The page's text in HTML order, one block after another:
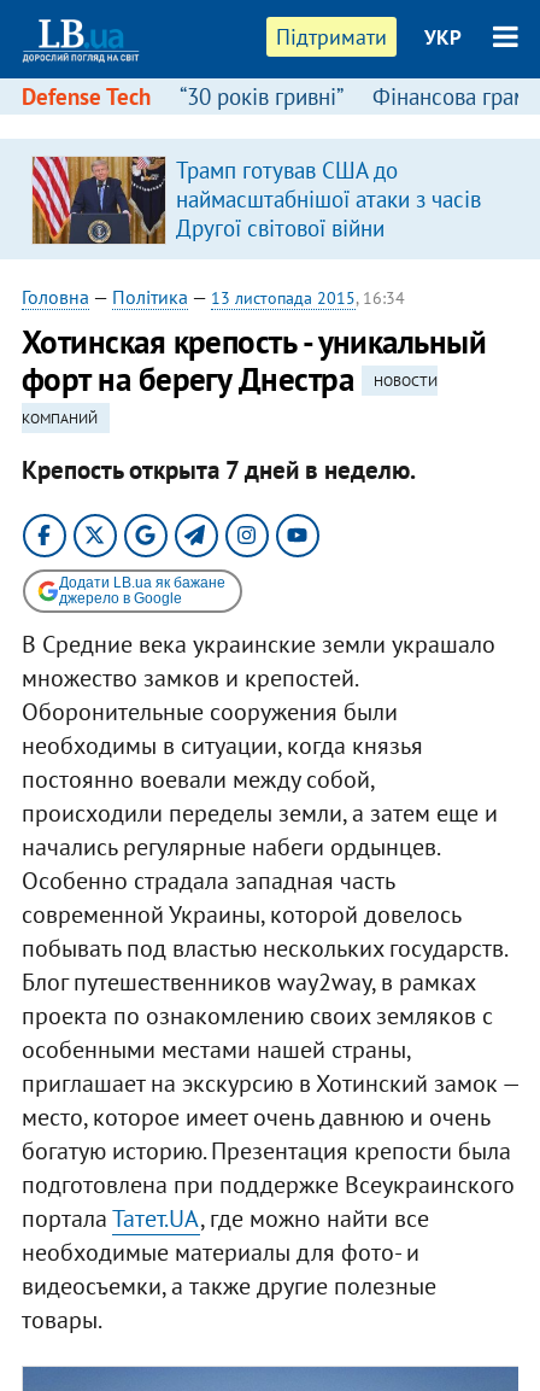
Підтримати УКР
Defense Tech “30 років гривні” Фінансова
Трамп готував США до
наймасштабнішої атаки з часів
Другої світової війни
Головна — Політика — 13 листопада 2015, 16:34
Хотинская крепость - уникальный
форт на берегу Днестра
НОВОСТИ
КОМПАНИЙ
Крепость открыта 7 дней в неделю.
Додати LB.ua як бажане
джерело в Google
В Средние века украинские земли украшало
множество замков и крепостей.
Оборонительные сооружения были
необходимы в ситуации, когда князья
постоянно воевали между собой,
происходили переделы земли, а затем еще и
начались регулярные набеги ордынцев.
Особенно страдала западная часть
современной Украины, которой довелось
побывать под властью нескольких государств.
Блог путешественников way2way, в рамках
проекта по ознакомлению своих земляков с
особенными местами нашей страны,
приглашает на экскурсию в Хотинский замок —
место, которое имеет очень давнюю и очень
богатую историю. Презентация крепости была
подготовлена при поддержке Всеукраинского
порталаТатет.UA, где можно найти все
необходимые материалы для фото- и
видеосъемки, а также другие полезные
товары.